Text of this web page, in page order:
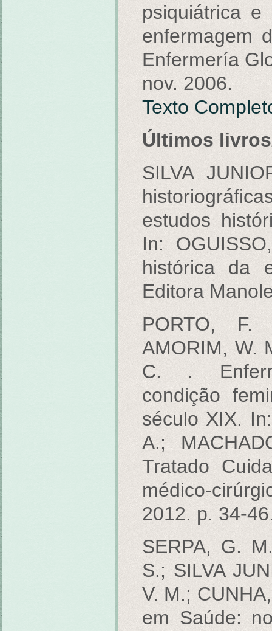
psiquiátrica
enfermagem
Enfermería
nov. 2006.
Texto
Últimos
SILVA
estudos
In:
histórica da
Editora
PORTO, F.
AMORIM, W.
C. .
condição
século XIX.
A.;
Tratado
médico-
2012. p. 34-
SERPA, G.
S.; SILVA
V. M.;
em Saúde: